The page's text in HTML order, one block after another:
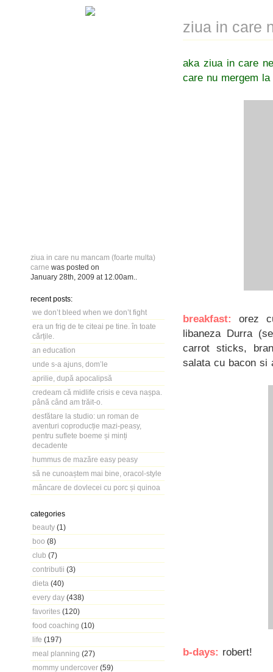
ziua in care nu mancam (foarte multa)
carne was posted on
January 28th, 2009 at 12.00am
recent posts:
we don’t bleed when we don’t fight
era un frig de te citeai pe tine. în toate
cărțile.
an education
unde s-a ajuns, dom’le
aprilie, după apocalipsă
credeam că midlife crisis e ceva nașpa.
până când am trăit-o.
desfătare la studio: un roman de
aventuri coproducție mazi-peasy,
pentru suflete boeme și minți
decadente
hummus de mazăre easy peasy
să ne cunoaștem mai bine, oracol-style
mâncare de dovlecei cu porc și quinoa
categories
beauty (1)
boo (8)
club (7)
contributii (3)
dieta (40)
every day (438)
favorites (120)
food coaching (10)
life (197)
meal planning (27)
mommy undercover (59)
ziua in care
aka ziua in care
care nu mergem
breakfast: orez
libaneza Durra
carrot sticks,
salata cu bacon si
b-days: robert!